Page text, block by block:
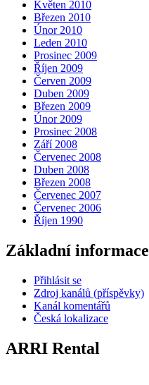
Květen 2010
Březen 2010
Únor 2010
Leden 2010
Prosinec 2009
Říjen 2009
Červen 2009
Duben 2009
Březen 2009
Únor 2009
Prosinec 2008
Září 2008
Červenec 2008
Duben 2008
Březen 2008
Červenec 2007
Červenec 2006
Říjen 1990
Základní informace
Přihlásit se
Zdroj kanálů (příspěvky)
Kanál komentářů
Česká lokalizace
ARRI Rental